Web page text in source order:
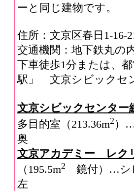
ーと同じ建物です。
住所：文京区春日1-
交通機関：地下鉄丸
下車徒歩1分または、
駅」 文京シビックセ
文京シビックセンター
多目的室（213.36m2 ）
奥
文京アカデミー レク
（195.5m2
鏡付）…シ
左